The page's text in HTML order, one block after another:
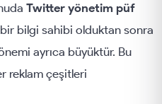
Twitter yönetim püf
bilgi sahibi olduktan sonra
ayrıca büyüktür. Bu
reklam çeşitleri